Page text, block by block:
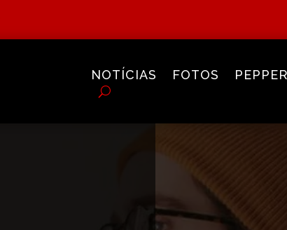
NOTÍCIAS FOTOS